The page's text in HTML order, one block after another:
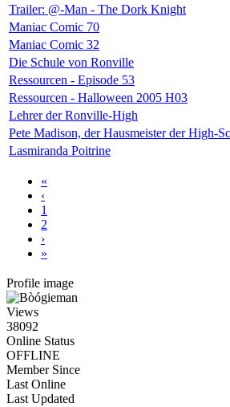
Trailer: @-Man - The Dork Knight
Maniac Comic 70
Maniac Comic 32
Die Schule von Ronville
Ressourcen - Episode 53
Ressourcen - Halloween 2005 H03
Lehrer der Ronville-High
Pete Madison, der Hausmeister der High-
Lasmiranda Poitrine
«
‹
1
2
›
»
Profile image
Views
38092
Online Status
OFFLINE
Member Since
Last Online
Last Updated